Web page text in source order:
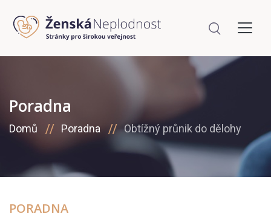
Poradna
Domů Poradna Obtížný průnik do dělohy
PORADNA